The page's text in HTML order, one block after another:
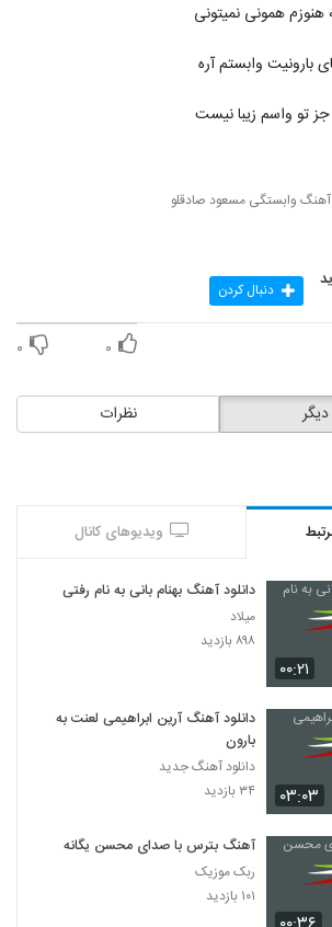
همونی نمیتونی
وابستم آره
تو واسم زیبا نیست
آهنگ وابستگی مسعود صادقلو
دنبال کردن
۰ ۰
نظرات
ویدیوهای کانال
۰۰:۲۱
دانلود آهنگ بهنام بانی به نام رفتی
میلاد
۸۹۸ بازدید
۰۳:۰۳
دانلود آهنگ آرین ابراهیمی لعنت به
بارون
دانلود آهنگ جدید
۳۴ بازدید
آهنگ بترس با صدای محسن یگانه
ربک موزیک
۱۰۱ بازدید